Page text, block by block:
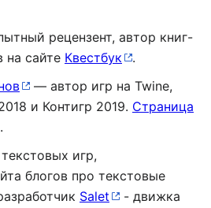
рецензент, автор книг-
на сайте Квестбук
.
— автор игр на Twine,
и Контигр 2019. Страница
.
игр,
блогов про текстовые
Salet
- движка